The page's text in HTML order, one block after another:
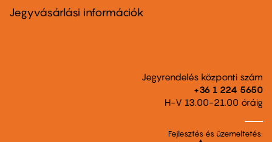
second
Jegyvásárlási információk
Jegyrendelés központi szám
+36 1 224 5650
H-V 13.00-21.00 óráig
Fejlesztés és üzemeltetés: